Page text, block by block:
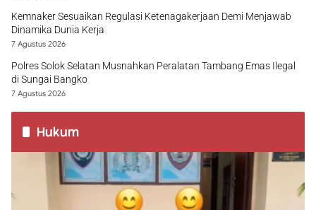
Kemnaker Sesuaikan Regulasi Ketenagakerjaan Demi Menjawab
Dinamika Dunia Kerja
7 Agustus 2026
Polres Solok Selatan Musnahkan Peralatan Tambang Emas Ilegal
di Sungai Bangko
7 Agustus 2026
Hukum